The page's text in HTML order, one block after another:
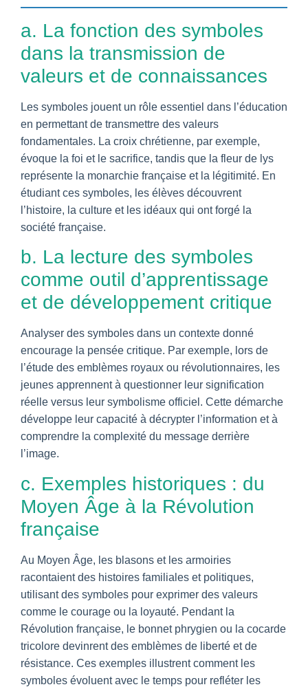
a. La fonction des symboles
dans la transmission de
valeurs et de connaissances
Les symboles jouent un rôle essentiel dans l’éducation
en permettant de transmettre des valeurs
fondamentales. La croix chrétienne, par exemple,
évoque la foi et le sacrifice, tandis que la fleur de lys
représente la monarchie française et la légitimité. En
étudiant ces symboles, les élèves découvrent
l’histoire, la culture et les idéaux qui ont forgé la
société française.
b. La lecture des symboles
comme outil d’apprentissage
et de développement critique
Analyser des symboles dans un contexte donné
encourage la pensée critique. Par exemple, lors de
l’étude des emblèmes royaux ou révolutionnaires, les
jeunes apprennent à questionner leur signification
réelle versus leur symbolisme officiel. Cette démarche
développe leur capacité à décrypter l’information et à
comprendre la complexité du message derrière
l’image.
c. Exemples historiques : du
Moyen Âge à la Révolution
française
Au Moyen Âge, les blasons et les armoiries
racontaient des histoires familiales et politiques,
utilisant des symboles pour exprimer des valeurs
comme le courage ou la loyauté. Pendant la
Révolution française, le bonnet phrygien ou la cocarde
tricolore devinrent des emblèmes de liberté et de
résistance. Ces exemples illustrent comment les
symboles évoluent avec le temps pour refléter les